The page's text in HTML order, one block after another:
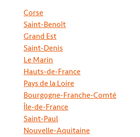
Corse
Saint-Benoît
Grand Est
Saint-Denis
Le Marin
Hauts-de-France
Pays de la Loire
Bourgogne-Franche-Comté
Île-de-France
Saint-Paul
Nouvelle-Aquitaine